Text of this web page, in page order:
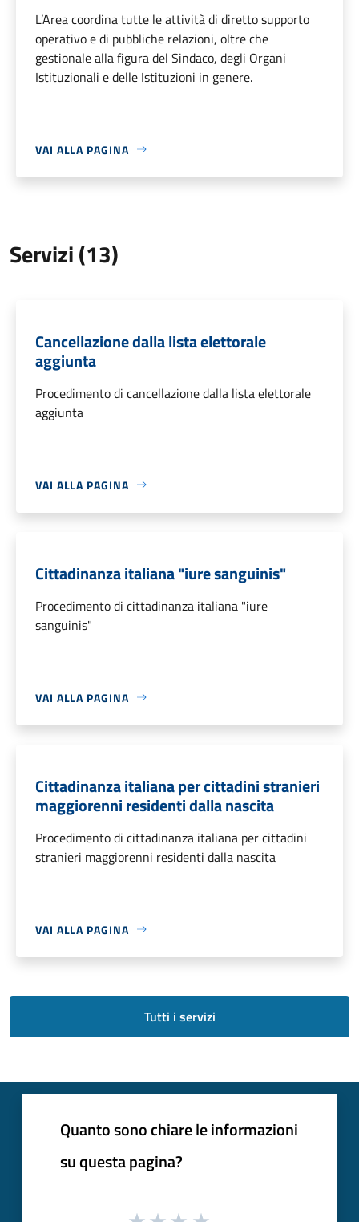
L’Area coordina tutte le attività di diretto supporto
operativo e di pubbliche relazioni, oltre che
gestionale alla figura del Sindaco, degli Organi
Istituzionali e delle Istituzioni in genere.
VAI ALLA PAGINA
Servizi (13)
Cancellazione dalla lista elettorale
aggiunta
Procedimento di cancellazione dalla lista elettorale
aggiunta
VAI ALLA PAGINA
Cittadinanza italiana "iure sanguinis"
Procedimento di cittadinanza italiana "iure
sanguinis"
VAI ALLA PAGINA
Cittadinanza italiana per cittadini stranieri
maggiorenni residenti dalla nascita
Procedimento di cittadinanza italiana per cittadini
stranieri maggiorenni residenti dalla nascita
VAI ALLA PAGINA
Tutti i servizi
Quanto sono chiare le informazioni
su questa pagina?